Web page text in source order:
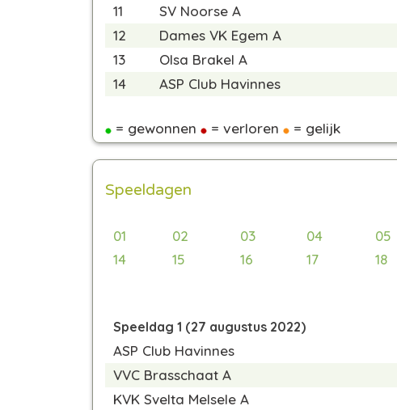
11
SV Noorse A
12
Dames VK Egem A
13
Olsa Brakel A
14
ASP Club Havinnes
= gewonnen = verloren = gelijk
Speeldagen
01 02 03 04 05
14
15 16 17 18
Speeldag 1 (27 augustus 2022)
ASP Club Havinnes
VVC Brasschaat A
KVK Svelta Melsele A